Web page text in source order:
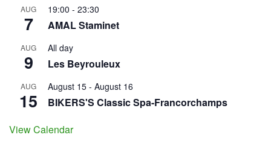
AUG
7
19:00 - 23:30
AMAL Staminet
AUG
9
All day
Les Beyrouleux
AUG
15
August 15 - August 16
BIKERS'S Classic Spa-Francorchamps
View Calendar